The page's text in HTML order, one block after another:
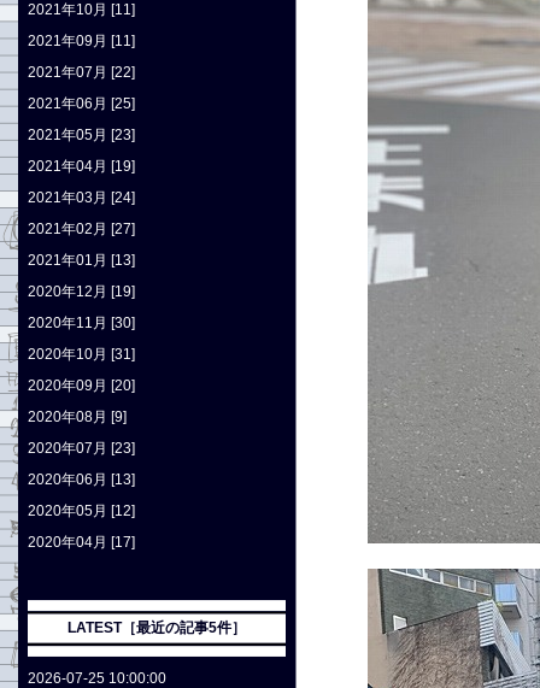
2021年10月 [11]
2021年09月 [11]
2021年07月 [22]
2021年06月 [25]
2021年05月 [23]
2021年04月 [19]
2021年03月 [24]
2021年02月 [27]
2021年01月 [13]
2020年12月 [19]
2020年11月 [30]
2020年10月 [31]
2020年09月 [20]
2020年08月 [9]
2020年07月 [23]
2020年06月 [13]
2020年05月 [12]
2020年04月 [17]
LATEST［最近の記事5件］
2026-07-25 10:00:00